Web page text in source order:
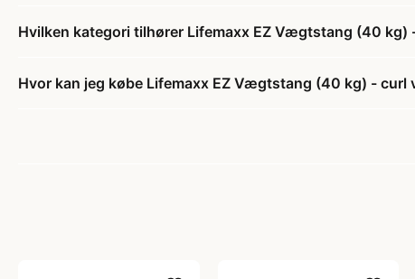
Hvilken kategori tilhører Lifemaxx EZ Vægtstang (40
Hvor kan jeg købe Lifemaxx EZ Vægtstang (40 kg) -